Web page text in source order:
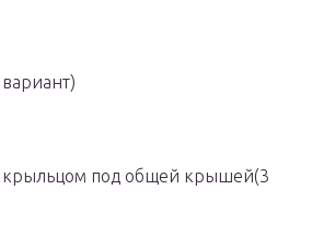
крыльцом под общей крышей(3